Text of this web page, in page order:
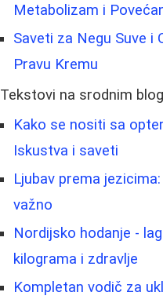
Metabolizam i
Saveti za Negu Suve i
Pravu Kremu
Tekstovi na srodnim
Kako se nositi sa
Iskustva i saveti
Ljubav prema
važno
Nordijsko hodanje -
kilograma i zdravlje
Kompletan vodič za